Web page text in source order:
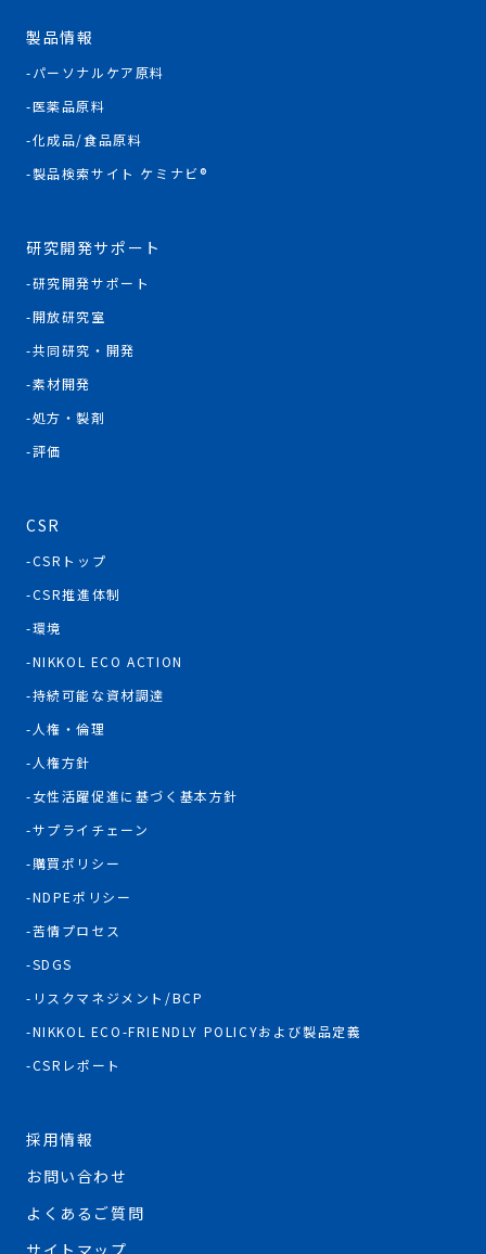
製品情報
パーソナルケア原料
医薬品原料
化成品/食品原料
製品検索サイト ケミナビ®
研究開発サポート
研究開発サポート
開放研究室
共同研究・開発
素材開発
処方・製剤
評価
CSR
CSRトップ
CSR推進体制
環境
NIKKOL ECO ACTION
持続可能な資材調達
人権・倫理
人権方針
女性活躍促進に基づく基本方針
サプライチェーン
購買ポリシー
NDPEポリシー
苦情プロセス
SDGS
リスクマネジメント/BCP
NIKKOL ECO-FRIENDLY POLICYおよび製品定義
CSRレポート
採用情報
お問い合わせ
よくあるご質問
サイトマップ